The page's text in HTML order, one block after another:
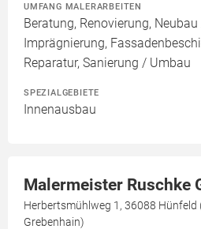
UMFANG MALERARBEITEN
Beratung, Renovierung, Neubau
Imprägnierung,
Reparatur, Sanierung / Umbau
SPEZIALGEBIETE
Innenausbau
Malermeister Ruschke
Herbertsmühlweg 1, 36088 Hünfeld
Grebenhain)